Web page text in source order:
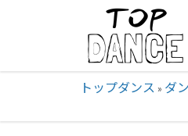
トップダンス » ダ